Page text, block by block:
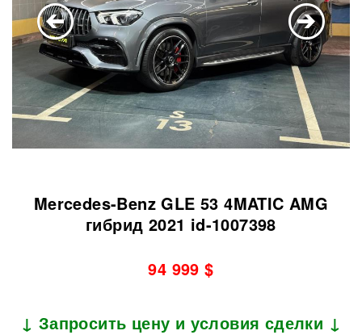
Mercedes-Benz GLE 53 4MATIC AMG
гибрид 2021 id-1007398
94 999 $
↓ Запросить цену и условия сделки ↓